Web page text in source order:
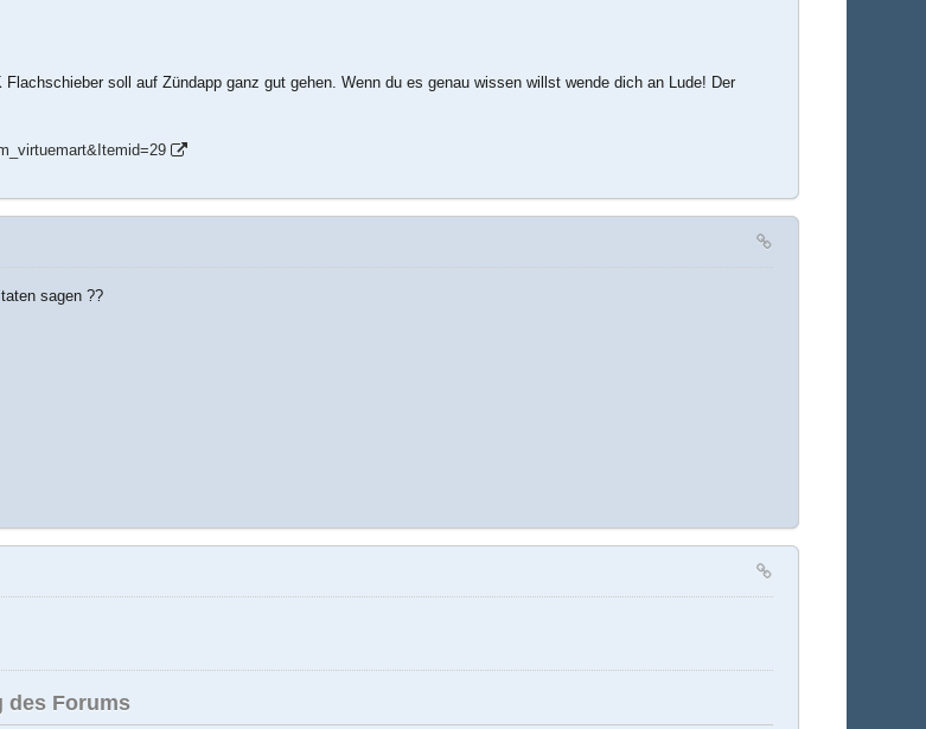
soll auf Zündapp ganz gut gehen. Wenn du es genau wissen willst wende dich an Lude! Der
sagen ??
des Forums